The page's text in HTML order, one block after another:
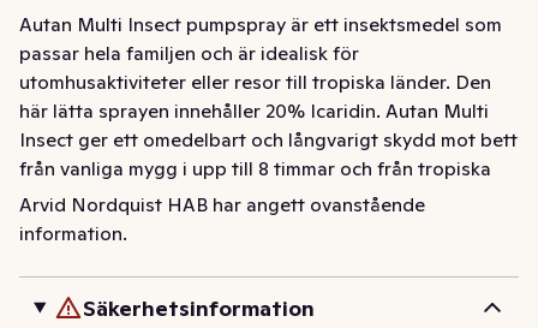
Autan Multi Insect pumpspray är ett insektsmedel som
passar hela familjen och är idealisk för
utomhusaktiviteter eller resor till tropiska länder. Den
här lätta sprayen innehåller 20% Icaridin. Autan Multi
Insect ger ett omedelbart och långvarigt skydd mot bett
från vanliga mygg i upp till 8 timmar och från tropiska
mygg, tigermygg, hästflugor och fästingar i upp till 4
timmar. Håll utom räckhåll för barn och husdjur. Läs på
användningssätt. Ha förpackningen eller etiketten till
hands om du måste söka läkarvård. Förvaras oåtkomligt
Arvid Nordquist HAB har angett ovanstående
information.
Säkerhetsinformation